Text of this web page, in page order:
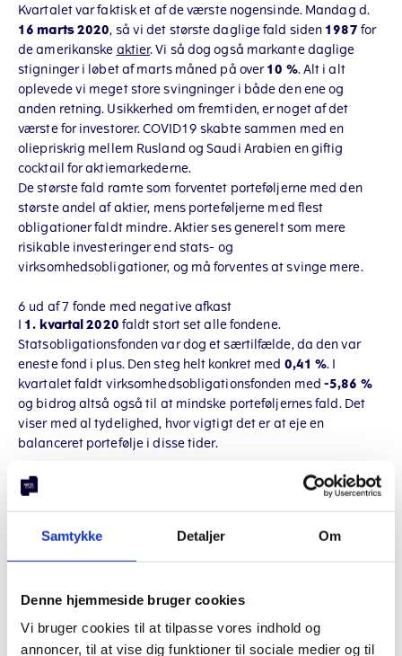
Samtykke Detaljer Om
Denne hjemmeside bruger cookies
Vi bruger cookies til at tilpasse vores indhold og
annoncer, til at vise dig funktioner til sociale medier og til
Kvartalet var faktisk et af de værste nogensinde. Mandag d.
16 marts 2020, så vi det største daglige fald siden 1987 for
de amerikanske aktier. Vi så dog også markante daglige
stigninger i løbet af marts måned på over10 %. Alt i alt
oplevede vi meget store svingninger i både den ene og
anden retning. Usikkerhed om fremtiden, er noget af det
værste for investorer. COVID19 skabte sammen med en
oliepriskrig mellem Rusland og Saudi Arabien en giftig
cocktail for aktiemarkederne.
De største fald ramte som forventet porteføljerne med den
største andel af aktier, mens porteføljerne med flest
obligationer faldt mindre. Aktier ses generelt som mere
risikable investeringer end stats- og
virksomhedsobligationer, og må forventes at svinge mere.
6 ud af 7 fonde med negative afkast
I 1. kvartal 2020 faldt stort set alle fondene.
Statsobligationsfonden var dog et særtilfælde, da den var
eneste fond i plus. Den steg helt konkret med 0,41 %. I
kvartalet faldt virksomhedsobligationsfonden med -5,86 %
og bidrog altså også til at mindske porteføljernes fald. Det
viser med al tydelighed, hvor vigtigt det er at eje en
balanceret portefølje i disse tider.
Hos NORD.investments minimeres risikoen ved at der i
forskellige stats- og virksomhedsobligationer. Læs mere om
hvad fondene indeholder i følgende blogindlæg:
Tabene i 1. kvartal 2020 mere end opvejes af pæne afkast
sidste år